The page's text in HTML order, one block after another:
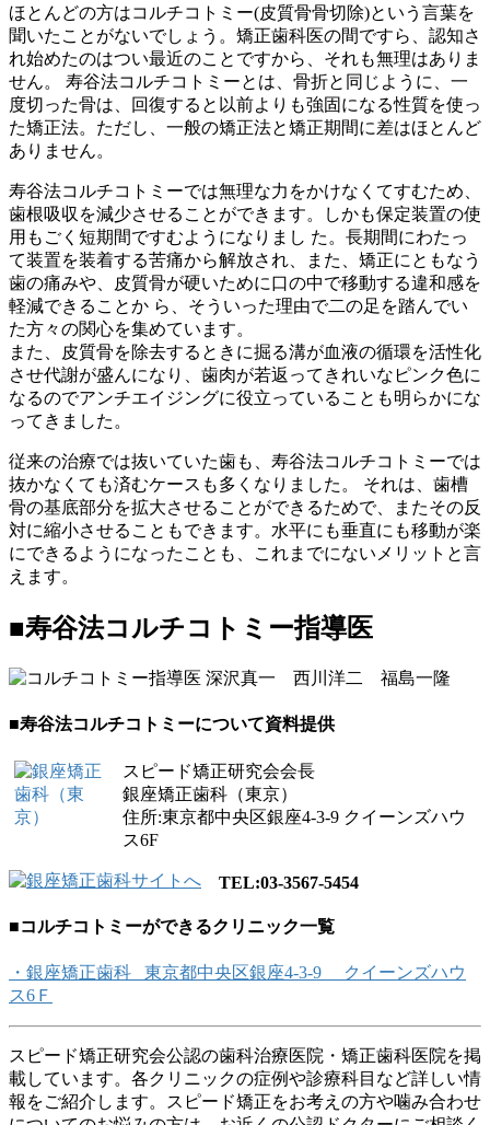
ほとんどの方はコルチコトミー(皮質骨骨切除)という言葉を
聞いたことがないでしょう。矯正歯科医の間ですら、認知さ
れ始めたのはつい最近のことですから、それも無理はありま
せん。 寿谷法コルチコトミーとは、骨折と同じように、一
度切った骨は、回復すると以前よりも強固になる性質を使っ
た矯正法。ただし、一般の矯正法と矯正期間に差はほとんど
ありません。
寿谷法コルチコトミーでは無理な力をかけなくてすむため、
歯根吸収を減少させることができます。しかも保定装置の使
用もごく短期間ですむようになりまし た。長期間にわたっ
て装置を装着する苦痛から解放され、また、矯正にともなう
歯の痛みや、皮質骨が硬いために口の中で移動する違和感を
軽減できることか ら、そういった理由で二の足を踏んでい
た方々の関心を集めています。
また、皮質骨を除去するときに掘る溝が血液の循環を活性化
させ代謝が盛んになり、歯肉が若返ってきれいなピンク色に
なるのでアンチエイジングに役立っていることも明らかにな
ってきました。
従来の治療では抜いていた歯も、寿谷法コルチコトミーでは
抜かなくても済むケースも多くなりました。 それは、歯槽
骨の基底部分を拡大させることができるためで、またその反
対に縮小させることもできます。水平にも垂直にも移動が楽
にできるようになったことも、これまでにないメリットと言
えます。
■寿谷法コルチコトミー指導医
■寿谷法コルチコトミーについて資料提供
スピード矯正研究会会長
銀座矯正歯科（東京）
住所:東京都中央区銀座4-3-9 クイーンズハウ
ス6F
TEL:03-3567-5454
■コルチコトミーができるクリニック一覧
・銀座矯正歯科 東京都中央区銀座4-3-9 クイーンズハウ
ス6Ｆ
スピード矯正研究会公認の歯科治療医院・矯正歯科医院を掲
載しています。各クリニックの症例や診療科目など詳しい情
報をご紹介します。スピード矯正をお考えの方や噛み合わせ